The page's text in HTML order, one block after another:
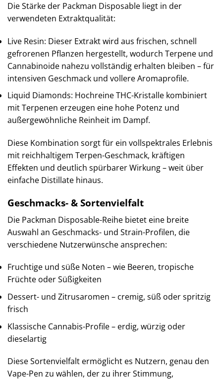
Die Stärke der Packman Disposable liegt in der
verwendeten Extraktqualität:
Live Resin: Dieser Extrakt wird aus frischen, schnell
gefrorenen Pflanzen hergestellt, wodurch Terpene und
Cannabinoide nahezu vollständig erhalten bleiben – für
intensiven Geschmack und vollere Aromaprofile.
Liquid Diamonds: Hochreine THC-Kristalle kombiniert
mit Terpenen erzeugen eine hohe Potenz und
außergewöhnliche Reinheit im Dampf.
Diese Kombination sorgt für ein vollspektrales Erlebnis
mit reichhaltigem Terpen-Geschmack, kräftigen
Effekten und deutlich spürbarer Wirkung – weit über
einfache Distillate hinaus.
Geschmacks- & Sortenvielfalt
Die Packman Disposable-Reihe bietet eine breite
Auswahl an Geschmacks- und Strain-Profilen, die
verschiedene Nutzerwünsche ansprechen:
Fruchtige und süße Noten – wie Beeren, tropische
Früchte oder Süßigkeiten
Dessert- und Zitrusaromen – cremig, süß oder spritzig
frisch
Klassische Cannabis-Profile – erdig, würzig oder
dieselartig
Diese Sortenvielfalt ermöglicht es Nutzern, genau den
Vape-Pen zu wählen, der zu ihrer Stimmung,